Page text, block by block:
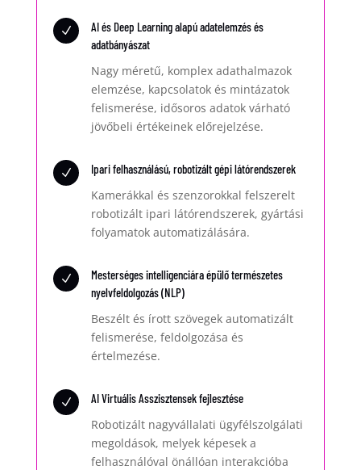
N
AI és Deep Learning alapú adatelemzés és
adatbányászat
Nagy méretű, komplex adathalmazok
elemzése, kapcsolatok és mintázatok
felismerése, idősoros adatok várható
jövőbeli értékeinek előrejelzése.
N Ipari felhasználású, robotizált gépi látórendszerek
Kamerákkal és szenzorokkal felszerelt
robotizált ipari látórendszerek, gyártási
folyamatok automatizálására.
N
Mesterséges intelligenciára épülő természetes
nyelvfeldolgozás (NLP)
Beszélt és írott szövegek automatizált
felismerése, feldolgozása és
értelmezése.
N AI Virtuális Asszisztensek fejlesztése
Robotizált nagyvállalati ügyfélszolgálati
megoldások, melyek képesek a
felhasználóval önállóan interakcióba